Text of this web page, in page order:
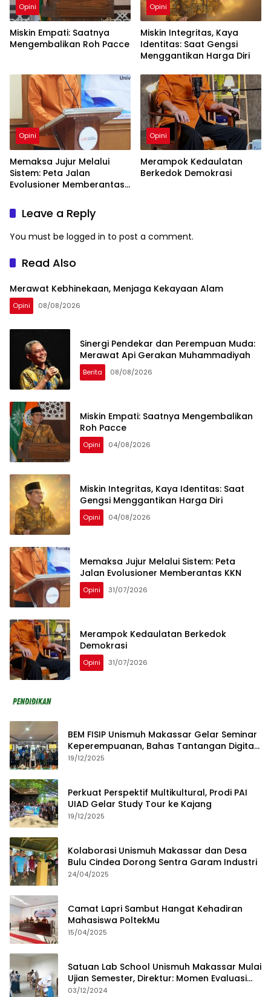
Opini
Miskin Empati: Saatnya
Mengembalikan Roh Pacce
Opini
Miskin Integritas, Kaya
Identitas: Saat Gengsi
Menggantikan Harga Diri
Opini
Memaksa Jujur Melalui
Sistem: Peta Jalan
Evolusioner Memberantas
Opini
Merampok Kedaulatan
Berkedok Demokrasi
Leave a Reply
You must be logged in to post a comment.
Read Also
Merawat Kebhinekaan, Menjaga Kekayaan Alam
Opini 08/08/2026
Sinergi Pendekar dan Perempuan Muda:
Merawat Api Gerakan Muhammadiyah
Berita 08/08/2026
Miskin Empati: Saatnya Mengembalikan
Roh Pacce
Opini 04/08/2026
Miskin Integritas, Kaya Identitas: Saat
Gengsi Menggantikan Harga Diri
Opini 04/08/2026
Memaksa Jujur Melalui Sistem: Peta
Jalan Evolusioner Memberantas KKN
Opini 31/07/2026
Merampok Kedaulatan Berkedok
Demokrasi
Opini 31/07/2026
BEM FISIP Unismuh Makassar Gelar Seminar
Keperempuanan, Bahas Tantangan Digital
dan Budaya Lokal
19/12/2025
Perkuat Perspektif Multikultural, Prodi PAI
UIAD Gelar Study Tour ke Kajang
19/12/2025
Kolaborasi Unismuh Makassar dan Desa
Bulu Cindea Dorong Sentra Garam Industri
24/04/2025
Camat Lapri Sambut Hangat Kehadiran
Mahasiswa PoltekMu
15/04/2025
Satuan Lab School Unismuh Makassar Mulai
Ujian Semester, Direktur: Momen Evaluasi
Proses Pembelajaran
03/12/2024